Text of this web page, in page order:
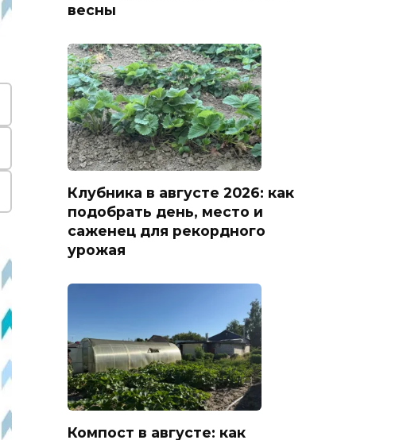
весны
Клубника в августе 2026: как
подобрать день, место и
саженец для рекордного
урожая
Компост в августе: как